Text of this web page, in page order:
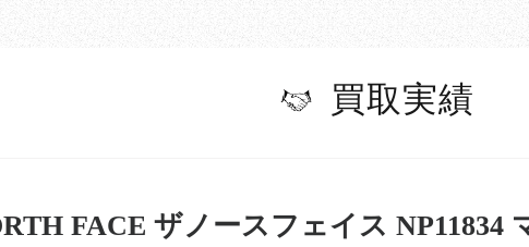
買取実績
FACE ザノースフェイス NP11834